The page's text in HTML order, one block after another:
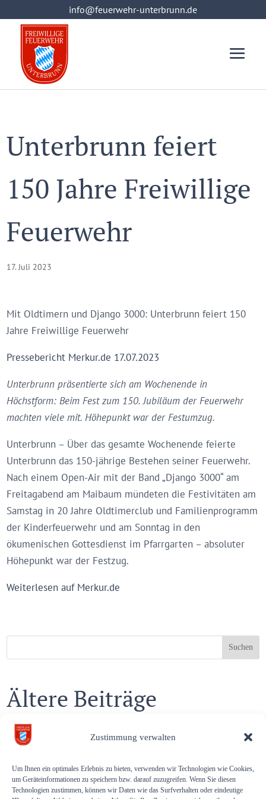
Zustimmung verwalten
Um Ihnen ein optimales Erlebnis zu bieten, verwenden wir Technologien wie Cookies,
um Geräteinformationen zu speichern bzw. darauf zuzugreifen. Wenn Sie diesen
Technologien zustimmen, können wir Daten wie das Surfverhalten oder eindeutige
info@feuerwehr-unterbrunn.de
info@feuerwehr-unterbrunn.de
Unterbrunn feiert
150 Jahre Freiwillige
Feuerwehr
17. Juli 2023
Mit Oldtimern und Django 3000: Unterbrunn feiert 150
Jahre Freiwillige Feuerwehr
Pressebericht Merkur.de 17.07.2023
Unterbrunn präsentierte sich am Wochenende in
Höchstform: Beim Fest zum 150. Jubiläum der Feuerwehr
machten viele mit. Höhepunkt war der Festumzug.
Unterbrunn – Über das gesamte Wochenende feierte
Unterbrunn das 150-jährige Bestehen seiner Feuerwehr.
Nach einem Open-Air mit der Band „Django 3000“ am
Freitagabend am Maibaum mündeten die Festivitäten am
Samstag in 20 Jahre Oldtimerclub und Familienprogramm
der Kinderfeuerwehr und am Sonntag in den
ökumenischen Gottesdienst im Pfarrgarten – absoluter
Höhepunkt war der Festzug.
Weiterlesen auf Merkur.de
Suchen
Ältere Beiträge
Einsatz auf der Sportstrecke
Wir suchen – ehrenamtlichen Gerätewart (m/w/d)